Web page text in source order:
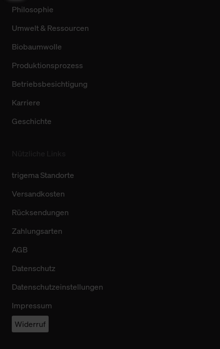
Philosophie
Umwelt & Ressourcen
Biobaumwolle
Produktionsprozess
Betriebsbesichtigung
Karriere
Geschichte
trigema Standorte
Versandkosten
Rücksendungen
Zahlungsarten
AGB
Datenschutz
Datenschutzeinstellungen
Impressum
Widerruf